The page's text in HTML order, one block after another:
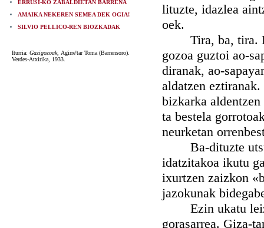
ERRUSI-KO ZABALDIETAN BARRENA
AMAIKA NEKEREN SEMEA DEK OGIA!
SILVIO PELLICO-REN BIOZKADAK
Iturria: Gazigozoak, Agirre'tar Toma (Barrensoro).
Verdes-Atxirika, 1933.
lituzte, idazlea
oek.
Tira, ba, tira. Ez
gozoa guztoi ao-
diranak, ao-
aldatzen
bizkarka
ta bestela
neurketan
Ba-dituzte
idatzitakoa ikutu
ixurtzen zaizkon
jazokunak
Ezin ukatu
gorasarrea. Giza-